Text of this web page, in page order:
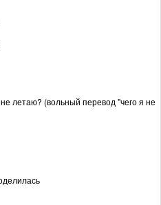
летаю? (вольный перевод "чего я не